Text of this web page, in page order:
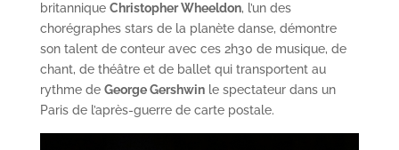
britannique Christopher Wheeldon, l’un des
chorégraphes stars de la planète danse, démontre
son talent de conteur avec ces 2h30 de musique, de
chant, de théâtre et de ballet qui transportent au
rythme de George Gershwinle spectateur dans un
Paris de l’après-guerre de carte postale.